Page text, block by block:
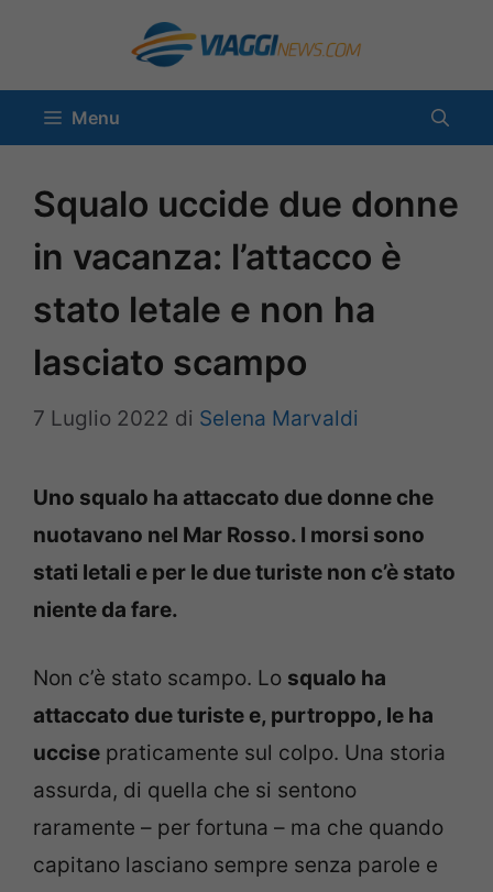
contenuto
Menu
Squalo uccide due donne
in vacanza: l’attacco è
stato letale e non ha
lasciato scampo
7 Luglio 2022 di Selena Marvaldi
Uno squalo ha attaccato due donne che
nuotavano nel Mar Rosso. I morsi sono
stati letali e per le due turiste non c’è stato
niente da fare.
Non c’è stato scampo. Lo squalo ha
attaccato due turiste e, purtroppo, le ha
uccise praticamente sul colpo. Una storia
assurda, di quella che si sentono
raramente – per fortuna – ma che quando
capitano lasciano sempre senza parole e